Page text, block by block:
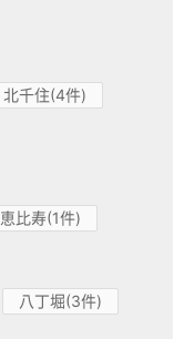
北千住(4件)
恵比寿(1件)
八丁堀(3件)